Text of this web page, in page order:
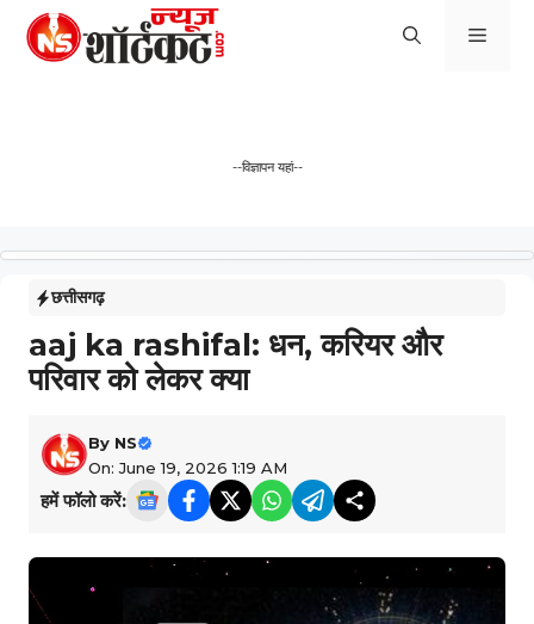
Skip
--विज्ञापन यहां--
छत्तीसगढ़
aaj ka rashifal: धन, करियर और
परिवार को लेकर क्या
By NS
On: June 19, 2026 1:19 AM
हमें फॉलो करें: